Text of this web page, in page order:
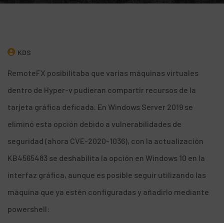
KDS
RemoteFX posibilitaba que varias máquinas virtuales
dentro de Hyper-v pudieran compartir recursos de la
tarjeta gráfica deficada. En Windows Server 2019 se
eliminó esta opción debido a vulnerabilidades de
seguridad (ahora CVE-2020-1036), con la actualización
KB4565483 se deshabilita la opción en Windows 10 en la
interfaz gráfica, aunque es posible seguir utilizando las
máquina que ya estén configuradas y añadirlo mediante
powershell: